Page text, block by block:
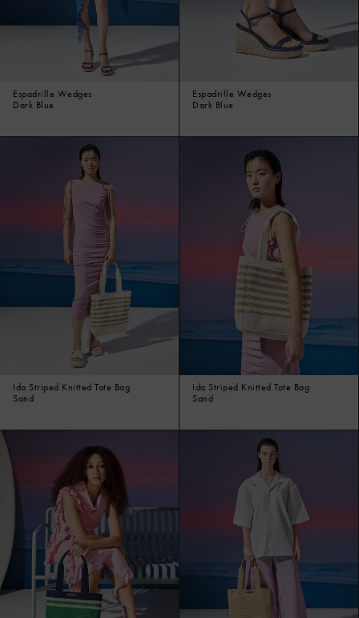
Espadrille Wedges
Dark Blue
Espadrille Wedges
Dark Blue
Ida Striped Knitted Tote Bag
Sand
Ida Striped Knitted Tote Bag
Sand